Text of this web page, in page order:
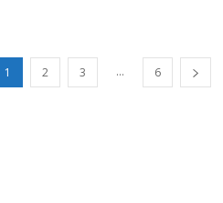
1 2 3 ... 6